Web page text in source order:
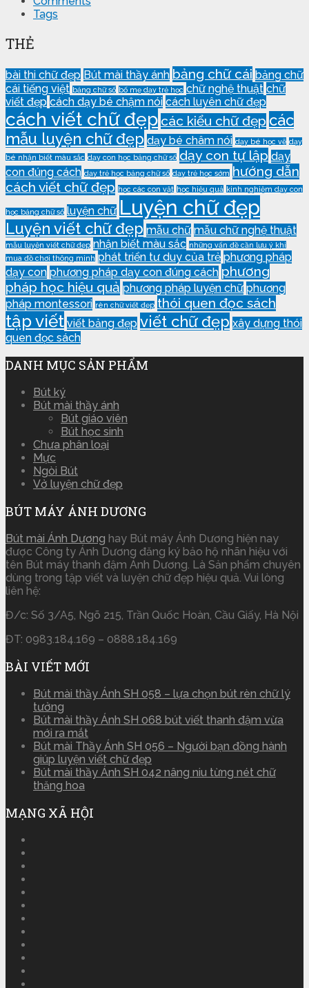
Tags
THẺ
bài thi chữ đẹp Bút mài thầy ánh bảng chữ cái bảng chữ
cái tiếng việt bảng chữ số bố mẹ dạy trẻ học chữ nghệ thuật chữ
viết đẹp cách dạy bé chậm nói cách luyên chữ đẹp
cách viết chữ đẹp các kiểu chữ đẹp các
mẫu luyện chữ đẹp dạy bé châm nói dạy bé học vẽ dạy
bé nhận biết màu sắc dạy con học bảng chữ số dạy con tự lập dạy
con đúng cách dạy trẻ học bảng chữ số dạy trẻ học sớm hướng dẫn
cách viết chữ đẹp học các con vật học hiệu quả kinh nghiệm dạy con
học bảng chữ số luyện chữ Luyện chữ đẹp
Luyện viết chữ đẹp mẫu chữ mẫu chữ nghệ thuật
mẫu luyện viết chữ đẹp nhận biết màu sắc những vấn đề cần lưu ý khi
mua đồ chơi thông minh phát triển tư duy của trẻ phương pháp
dạy con phương pháp dạy con đúng cách phương
pháp học hiệu quả phương pháp luyện chữ phương
pháp montessori rèn chữ viết đẹp thói quen đọc sách
tập viết viết bảng đẹp viết chữ đẹp xây dựng thói
quen đọc sách
DANH MỤC SẢN PHẨM
Bút ký
Bút mài thầy ánh
Bút giáo viên
Bút học sinh
Chưa phân loại
Mực
Ngòi Bút
Vở luyện chữ đẹp
BÚT MÁY ÁNH DƯƠNG
Bút mài Ánh Dương hay Bút máy Ánh Dương hiện nay
được Công ty Ánh Dương đăng ký bảo hộ nhãn hiệu với
tên Bút máy thanh đậm Ánh Dương. Là Sản phẩm chuyên
dùng trong tập viết và luyện chữ đẹp hiệu quả. Vui lòng
liên hệ:
Đ/c: Số 3/A5, Ngõ 215, Trần Quốc Hoàn, Cầu Giấy, Hà Nội
ĐT: 0983.184.169 – 0888.184.169
BÀI VIẾT MỚI
Bút mài thầy Ánh SH 058 – lựa chọn bút rèn chữ lý
tưởng
Bút mài thầy Ánh SH 068 bút viết thanh đậm vừa
mới ra mắt
Bút mài Thầy Ánh SH 056 – Người bạn đồng hành
giúp luyện viết chữ đẹp
Bút mài thầy Ánh SH 042 nâng niu từng nét chữ
thăng hoa
MẠNG XÃ HỘI